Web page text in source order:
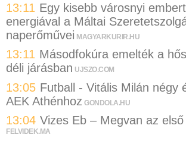
13:11 Egy kisebb városnyi
energiával a Máltai
naperőművei MAGYARKURIR.HU
13:11 Másodfokúra emelték a
déli járásban UJSZO.COM
13:05 Futball - Vitális Milán négy
AEK Athénhoz GONDOLA.HU
13:04 Vizes Eb – Megvan az
FELVIDEK.MA